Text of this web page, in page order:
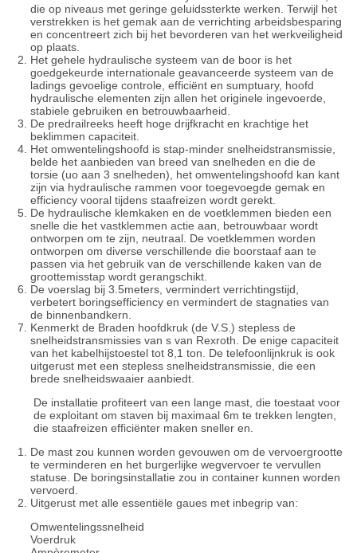
die op niveaus met geringe geluidssterkte werken. Terwijl het
verstrekken is het gemak aan de verrichting arbeidsbesparing
en concentreert zich bij het bevorderen van het werkveiligheid
op plaats.
Het gehele hydraulische systeem van de boor is het
goedgekeurde internationale geavanceerde systeem van de
ladings gevoelige controle, efficiënt en sumptuary, hoofd
hydraulische elementen zijn allen het originele ingevoerde,
stabiele gebruiken en betrouwbaarheid.
De predrailreeks heeft hoge drijfkracht en krachtige het
beklimmen capaciteit.
Het omwentelingshoofd is stap-minder snelheidstransmissie,
belde het aanbieden van breed van snelheden en die de
torsie (uo aan 3 snelheden), het omwentelingshoofd kan kant
zijn via hydraulische rammen voor toegevoegde gemak en
efficiency vooral tijdens staafreizen wordt gerekt.
De hydraulische klemkaken en de voetklemmen bieden een
snelle die het vastklemmen actie aan, betrouwbaar wordt
ontworpen om te zijn, neutraal. De voetklemmen worden
ontworpen om diverse verschillende die boorstaaf aan te
passen via het gebruik van de verschillende kaken van de
groottemisstap wordt gerangschikt.
De voerslag bij 3.5meters, vermindert verrichtingstijd,
verbetert boringsefficiency en vermindert de stagnaties van
de binnenbandkern.
Kenmerkt de Braden hoofdkruk (de V.S.) stepless de
snelheidstransmissies van s van Rexroth. De enige capaciteit
van het kabelhijstoestel tot 8,1 ton. De telefoonlijnkruk is ook
uitgerust met een stepless snelheidstransmissie, die een
brede snelheidswaaier aanbiedt.
De installatie profiteert van een lange mast, die toestaat voor
de exploitant om staven bij maximaal 6m te trekken lengten,
die staafreizen efficiënter maken sneller en.
De mast zou kunnen worden gevouwen om de vervoergrootte
te verminderen en het burgerlijke wegvervoer te vervullen
statuse. De boringsinstallatie zou in container kunnen worden
vervoerd.
Uitgerust met alle essentiële gaues met inbegrip van:
Omwentelingssnelheid
Voerdruk